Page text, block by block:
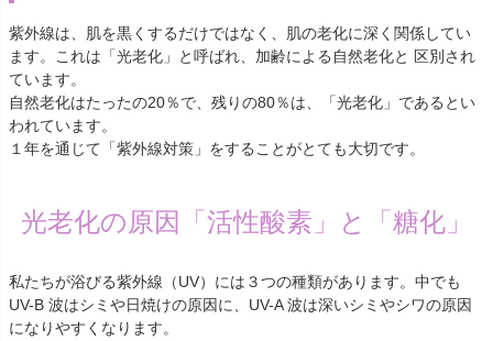
紫外線は、肌を黒くするだけではなく、肌の老化に深く関係してい
ます。これは「光老化」と呼ばれ、加齢による自然老化と 区別され
ています。
自然老化はたったの20％で、残りの80％は、「光老化」であるとい
われています。
１年を通じて「紫外線対策」をすることがとても大切です。
光老化の原因「活性酸素」と「糖化」
私たちが浴びる紫外線（UV）には３つの種類があります。中でも
UV-B 波はシミや日焼けの原因に、UV-A 波は深いシミやシワの原因
になりやすくなります。